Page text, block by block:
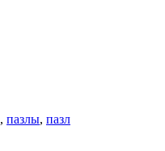
, пазлы, пазл